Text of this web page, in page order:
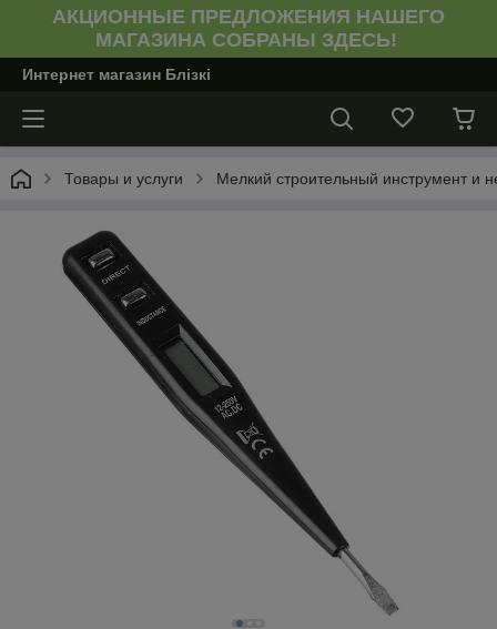
АКЦИОННЫЕ ПРЕДЛОЖЕНИЯ НАШЕГО
МАГАЗИНА СОБРАНЫ ЗДЕСЬ!
Интернет магазин Блiзкi
Товары и услуги Мелкий строительный инструмент и